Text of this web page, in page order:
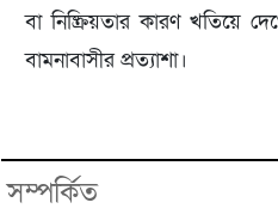
বা নিষ্ক্রিয়তার কারণ খতিয়ে
বামনাবাসীর প্রত্যাশা।
সম্পর্কিত